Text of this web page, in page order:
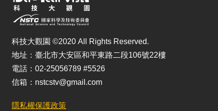
科技大觀園 ©2020 All Rights Reserved.
地址：臺北市大安區和平東路二段106號22樓
電話：02-25056789 #5526
信箱：nstcstv@gmail.com
隱私權保護政策